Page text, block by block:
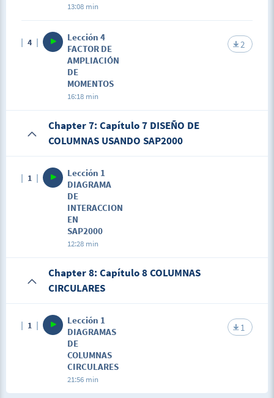
13:08 min
4
Lección 4
FACTOR DE
AMPLIACIÓN
DE
MOMENTOS
16:18 min
2
Chapter 7: Capítulo 7 DISEÑO DE
COLUMNAS USANDO SAP2000
1
Lección 1
DIAGRAMA
DE
INTERACCION
EN
SAP2000
12:28 min
Chapter 8: Capítulo 8 COLUMNAS
CIRCULARES
1
Lección 1
DIAGRAMAS
DE
COLUMNAS
CIRCULARES
21:56 min
1